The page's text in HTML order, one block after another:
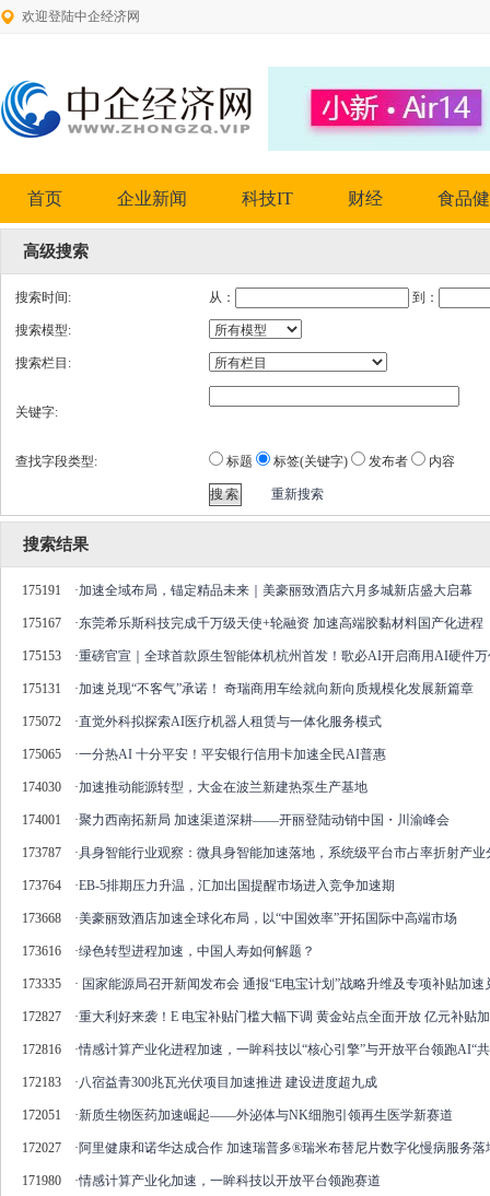
欢迎登陆中企经济网
首页 企业新闻 科技IT 财经 食品
高级搜索
搜索时间: 从： 到：
搜索模型:
搜索栏目:
关键字:
查找字段类型: 标题 标签(关键字) 发布者 内容
重新搜索
搜索结果
175191 ·加速全域布局，锚定精品未来｜美豪丽致酒店六月多城新店盛大启幕
175167 ·东莞希乐斯科技完成千万级天使+轮融资 加速高端胶黏材料国产化进程
175153 ·重磅官宣｜全球首款原生智能体机杭州首发！歌必AI开启商用AI硬件
175131 ·加速兑现“不客气”承诺！ 奇瑞商用车绘就向新向质规模化发展新篇章
175072 ·直觉外科拟探索AI医疗机器人租赁与一体化服务模式
175065 ·一分热AI 十分平安！平安银行信用卡加速全民AI普惠
174030 ·加速推动能源转型，大金在波兰新建热泵生产基地
174001 ·聚力西南拓新局 加速渠道深耕——开丽登陆动销中国・川渝峰会
173787 ·具身智能行业观察：微具身智能加速落地，系统级平台市占率折射产业
173764 ·EB-5排期压力升温，汇加出国提醒市场进入竞争加速期
173668 ·美豪丽致酒店加速全球化布局，以“中国效率”开拓国际中高端市场
173616 ·绿色转型进程加速，中国人寿如何解题？
173335 · 国家能源局召开新闻发布会 通报“E电宝计划”战略升维及专项补贴加速
172827 ·重大利好来袭！E 电宝补贴门槛大幅下调 黄金站点全面开放 亿元补贴
172816 ·情感计算产业化进程加速，一眸科技以“核心引擎”与开放平台领跑AI“
172183 ·八宿益青300兆瓦光伏项目加速推进 建设进度超九成
172051 ·新质生物医药加速崛起——外泌体与NK细胞引领再生医学新赛道
172027 ·阿里健康和诺华达成合作 加速瑞普多®瑞米布替尼片数字化慢病服务落
171980 ·情感计算产业化加速，一眸科技以开放平台领跑赛道